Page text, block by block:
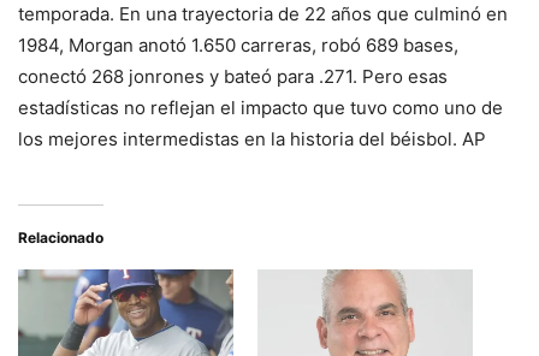
temporada. En una trayectoria de 22 años que culminó en
1984, Morgan anotó 1.650 carreras, robó 689 bases,
conectó 268 jonrones y bateó para .271. Pero esas
estadísticas no reflejan el impacto que tuvo como uno de
los mejores intermedistas en la historia del béisbol. AP
Relacionado